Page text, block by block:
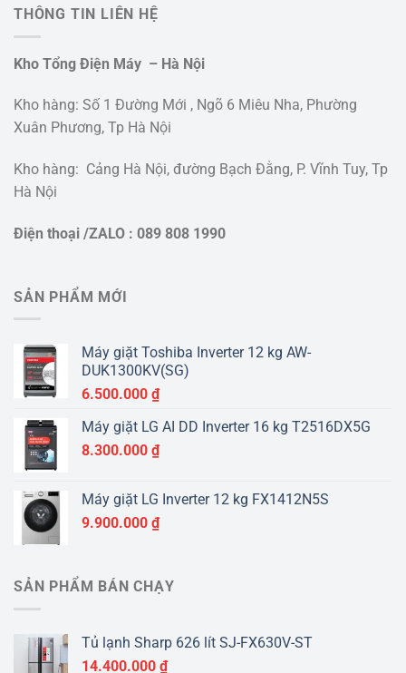
THÔNG TIN LIÊN HỆ
Kho Tổng Điện Máy – Hà Nội
Kho hàng: Số 1 Đường Mới , Ngõ 6 Miêu Nha, Phường
Xuân Phương, Tp Hà Nội
Kho hàng: Cảng Hà Nội, đường Bạch Đằng, P. Vĩnh Tuy, Tp
Hà Nội
Điện thoại /ZALO : 089 808 1990
SẢN PHẨM MỚI
Máy giặt Toshiba Inverter 12 kg AW-
DUK1300KV(SG)
6.500.000 ₫
Máy giặt LG AI DD Inverter 16 kg T2516DX5G
8.300.000 ₫
Máy giặt LG Inverter 12 kg FX1412N5S
9.900.000 ₫
SẢN PHẨM BÁN CHẠY
Tủ lạnh Sharp 626 lít SJ-FX630V-ST
14.400.000 ₫